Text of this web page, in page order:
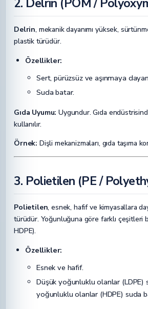
2. Delrin (POM /
Delrin, mekanik dayanımı yüksek,
plastik türüdür.
Özellikler:
Sert, pürüzsüz ve aşınmaya
Suda batar.
Gıda Uyumu: Uygundur. Gıda
kullanılır.
Örnek: Dişli mekanizmaları, gıda taşıma
3. Polietilen (PE /
Polietilen, esnek, hafif ve kimyasallara
türüdür. Yoğunluğuna göre farklı çeşitleri
HDPE).
Özellikler:
Esnek ve hafif.
Düşük yoğunluklu olanlar (LDPE)
yoğunluklu olanlar (HDPE) suda